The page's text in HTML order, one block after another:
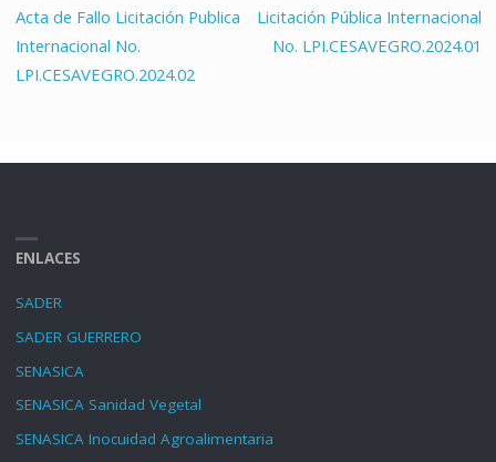
Acta de Fallo Licitación Publica
Internacional No.
LPI.CESAVEGRO.2024.02
Licitación Pública Internacional
No. LPI.CESAVEGRO.2024.01
ENLACES
SADER
SADER GUERRERO
SENASICA
SENASICA Sanidad Vegetal
SENASICA Inocuidad Agroalimentaria